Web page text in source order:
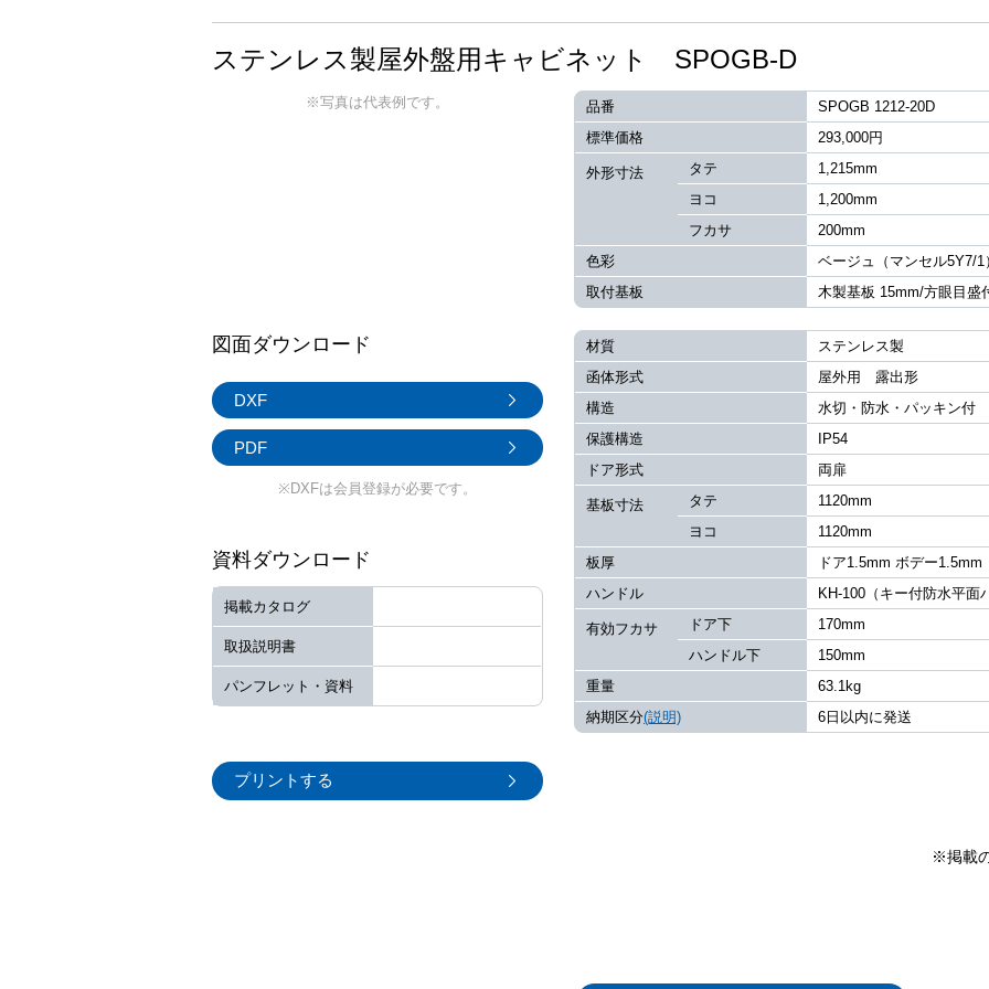
ステンレス製屋外盤用キャビネット SPOGB-D
※写真は代表例です。 品番
SPOGB 1212-20D
標準価格
293,000円
外形寸法 タテ
1,215mm
ヨコ
1,200mm
フカサ
200mm
色彩
ベージュ（マンセル5Y7/1
取付基板
木製基板 15mm/方眼目盛
図面ダウンロード
DXF
PDF
※DXFは会員登録が必要です。
資料ダウンロード
掲載カタログ
取扱説明書
パンフレット・資料
プリントする
材質
ステンレス製
函体形式
屋外用 露出形
構造
水切・防水・パッキン付
保護構造
IP54
ドア形式
両扉
基板寸法 タテ
1120mm
ヨコ
1120mm
板厚
ドア1.5mm ボデー1.5mm
ハンドル
KH-100（キー付防水平面
有効フカサ ドア下
170mm
ハンドル下
150mm
重量
63.1kg
納期区分(説明) 6日以内に発送
※掲載